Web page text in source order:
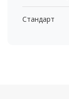
Стандарт